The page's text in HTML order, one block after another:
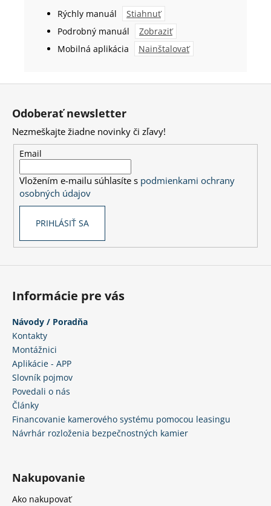
Rýchly manuál
Stiahnuť
Podrobný manuál
Zobraziť
Mobilná aplikácia
Nainštalovať
Z
Odoberať newsletter
Nezmeškajte žiadne novinky či zľavy!
Email
Vložením e-mailu súhlasíte s podmienkami ochrany
osobných údajov
PRIHLÁSIŤ SA
Informácie pre vás
Návody / Poradňa
Kontakty
Montážnici
Aplikácie - APP
Slovník pojmov
Povedali o nás
Články
Financovanie kamerového systému pomocou leasingu
Návrhár rozloženia bezpečnostných kamier
Nakupovanie
Ako nakupovať